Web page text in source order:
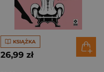
KSIĄŻKA
26,99 zł